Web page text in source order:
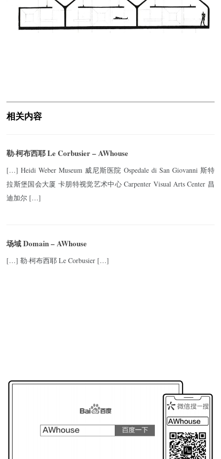
相关内容
勒·柯布西耶 Le Corbusier – AWhouse
[…] Heidi Weber Museum 威尼斯医院 Ospedale di San Giovanni 斯特
拉斯堡国会大厦 卡朋特视觉艺术中心 Carpenter Visual Arts Center 昌
迪加尔 […]
场域 Domain – AWhouse
[…] 勒·柯布西耶 Le Corbusier […]